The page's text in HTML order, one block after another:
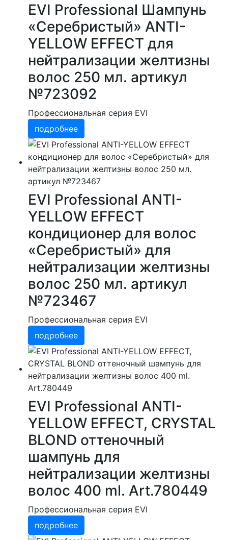
EVI Professional Шампунь
«Серебристый» ANTI-
YELLOW EFFECТ для
нейтрализации желтизны
волос 250 мл. артикул
№723092
Профессиональная серия EVI
подробнее
EVI Professional ANTI-
YELLOW EFFECТ
кондиционер для волос
«Серебристый» для
нейтрализации желтизны
волос 250 мл. артикул
№723467
Профессиональная серия EVI
подробнее
EVI Professional ANTI-
YELLOW EFFECT, CRYSTAL
BLOND оттеночный
шампунь для
нейтрализации желтизны
волос 400 ml. Art.780449
Профессиональная серия EVI
подробнее